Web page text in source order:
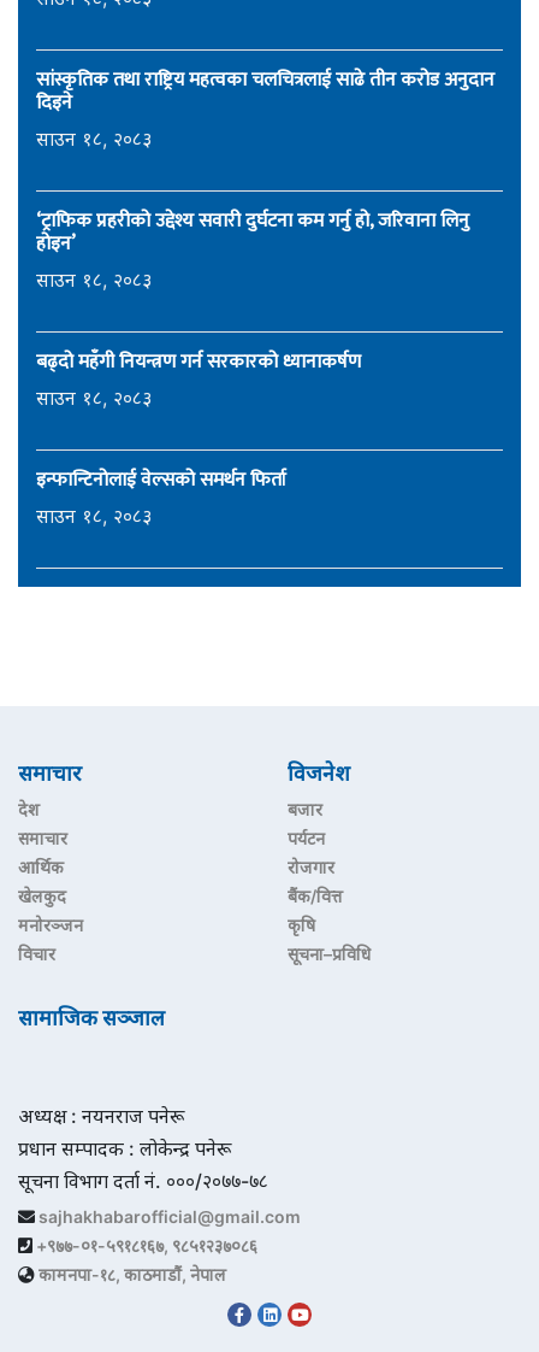
सांस्कृतिक तथा राष्ट्रिय महत्वका चलचित्रलाई साढे तीन करोड अनुदान
दिइने
साउन १८, २०८३
‘ट्राफिक प्रहरीको उद्देश्य सवारी दुर्घटना कम गर्नु हो, जरिवाना लिनु
होइन’
साउन १८, २०८३
बढ्दो महँगी नियन्त्रण गर्न सरकारको ध्यानाकर्षण
साउन १८, २०८३
इन्फान्टिनोलाई वेल्सको समर्थन फिर्ता
साउन १८, २०८३
समाचार
देश
समाचार
आर्थिक
खेलकुद
मनोरञ्जन
विचार
विजनेश
बजार
पर्यटन
रोजगार
बैंक/वित्त
कृषि
सूचना–प्रविधि
सामाजिक सञ्जाल
अध्यक्ष : नयनराज पनेरू
प्रधान सम्पादक : लोकेन्द्र पनेरू
सूचना विभाग दर्ता नं. ०००/२०७७-७८
sajhakhabarofficial@gmail.com
+९७७-०१-५९१८१६७, ९८५१२३७०८६
कामनपा-१८, काठमाडौं, नेपाल